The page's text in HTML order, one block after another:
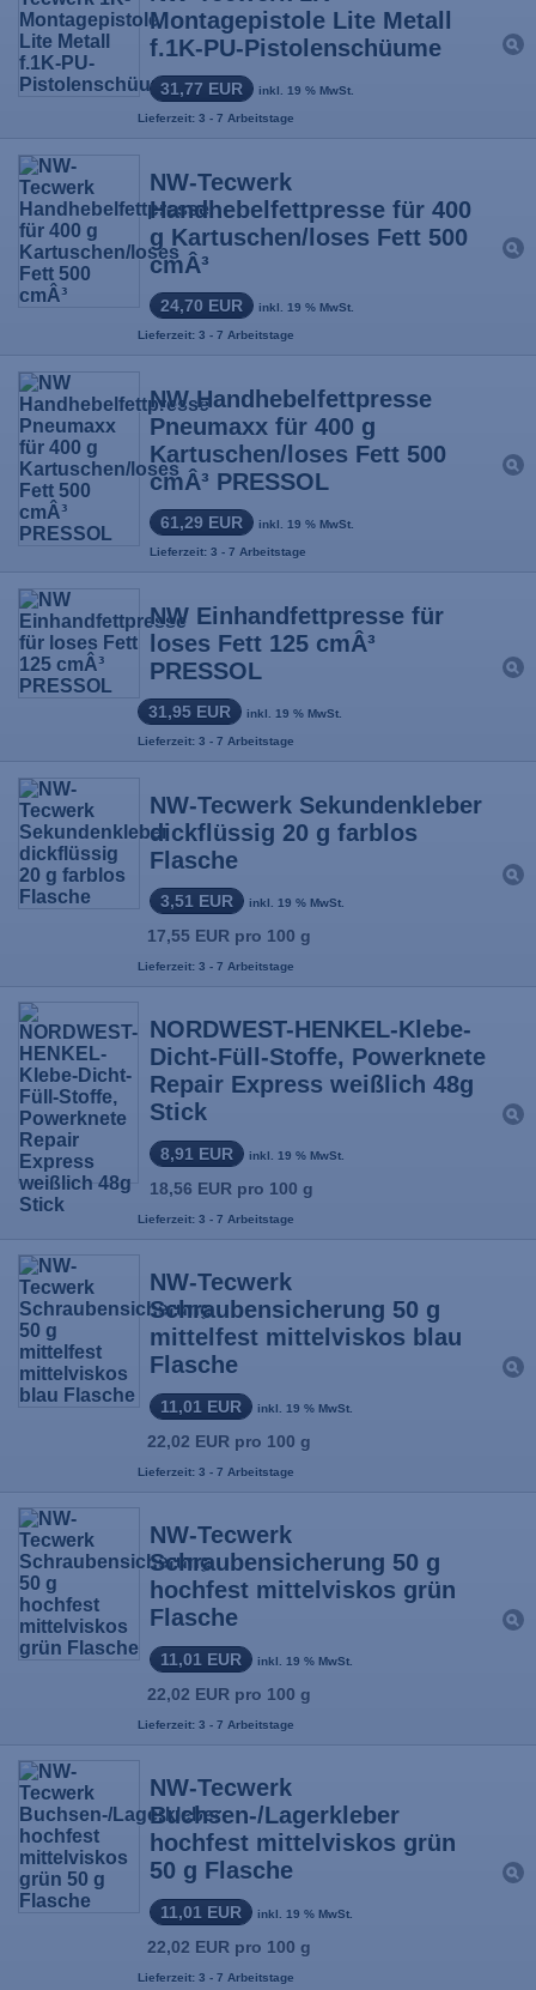
Montagepistole Lite Metall
f.1K-PU-Pistolenschüume
31,77 EUR inkl. 19 % MwSt.
Lieferzeit: 3 - 7 Arbeitstage
NW-Tecwerk
Handhebelfettpresse für 400
g Kartuschen/loses Fett 500
cmÂ³
24,70 EUR inkl. 19 % MwSt.
Lieferzeit: 3 - 7 Arbeitstage
NW Handhebelfettpresse
Pneumaxx für 400 g
Kartuschen/loses Fett 500
cmÂ³ PRESSOL
61,29 EUR inkl. 19 % MwSt.
Lieferzeit: 3 - 7 Arbeitstage
NW Einhandfettpresse für
loses Fett 125 cmÂ³
PRESSOL
31,95 EUR inkl. 19 % MwSt.
Lieferzeit: 3 - 7 Arbeitstage
NW-Tecwerk Sekundenkleber
dickflüssig 20 g farblos
Flasche
3,51 EUR inkl. 19 % MwSt.
17,55 EUR pro 100 g
Lieferzeit: 3 - 7 Arbeitstage
NORDWEST-HENKEL-Klebe-
Dicht-Füll-Stoffe, Powerknete
Repair Express weißlich 48g
Stick
8,91 EUR inkl. 19 % MwSt.
18,56 EUR pro 100 g
Lieferzeit: 3 - 7 Arbeitstage
NW-Tecwerk
Schraubensicherung 50 g
mittelfest mittelviskos blau
Flasche
11,01 EUR inkl. 19 % MwSt.
22,02 EUR pro 100 g
Lieferzeit: 3 - 7 Arbeitstage
NW-Tecwerk
Schraubensicherung 50 g
hochfest mittelviskos grün
Flasche
11,01 EUR inkl. 19 % MwSt.
22,02 EUR pro 100 g
Lieferzeit: 3 - 7 Arbeitstage
NW-Tecwerk
Buchsen-/Lagerkleber
hochfest mittelviskos grün
50 g Flasche
11,01 EUR inkl. 19 % MwSt.
22,02 EUR pro 100 g
Lieferzeit: 3 - 7 Arbeitstage